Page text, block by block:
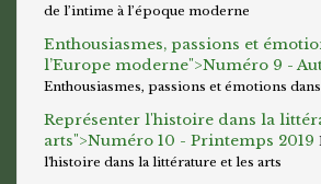
de l’intime à l’époque moderne
Enthousiasmes, passions et
l’Europe moderne">Numéro 9 -
Enthousiasmes, passions et émotions
Représenter l'histoire dans la
arts">Numéro 10 - Printemps 2019
l'histoire dans la littérature et les arts